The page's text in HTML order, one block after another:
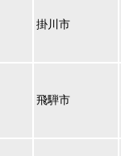
掛川市
飛騨市